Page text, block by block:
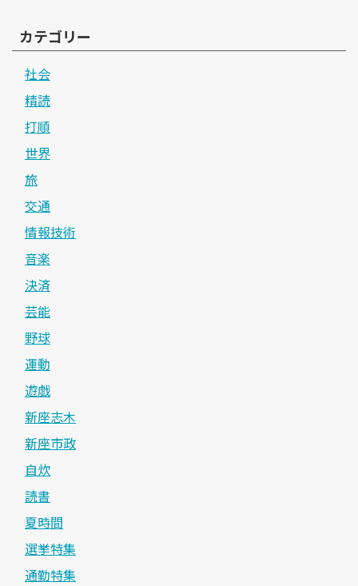
カテゴリー
社会
精読
打順
世界
旅
交通
情報技術
音楽
決済
芸能
野球
運動
遊戯
新座志木
新座市政
自炊
読書
夏時間
選挙特集
通勤特集